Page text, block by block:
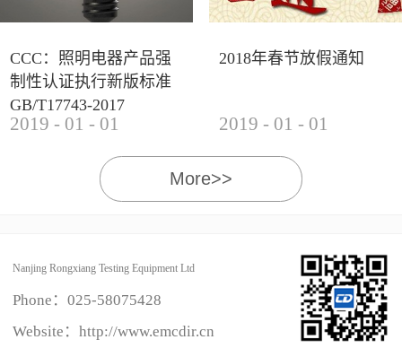
CCC：照明电器产品强
制性认证执行新版标准
GB/T17743-2017
2019 - 01 - 01
2018年春节放假通知
2019 - 01 - 01
More>>
Nanjing Rongxiang Testing Equipment Ltd
Phone： 025-58075428
Website：http://www.emcdir.cn